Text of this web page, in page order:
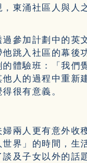
東涌社區人與
參加計劃中的
跳入社區的幕
體驗班：「我
人的過程中重
很有意義。
兩人更有意外
界」的時間，
及子女以外的